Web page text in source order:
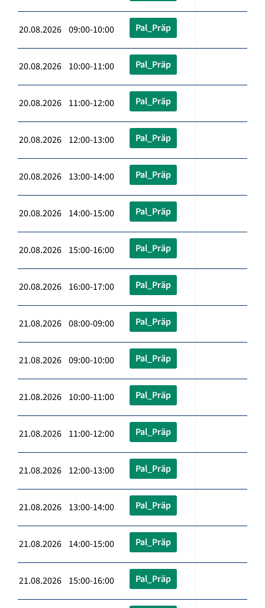
20.08.2026 09:00-10:00 Pal_Präp
20.08.2026 10:00-11:00 Pal_Präp
20.08.2026 11:00-12:00 Pal_Präp
20.08.2026 12:00-13:00 Pal_Präp
20.08.2026 13:00-14:00 Pal_Präp
20.08.2026 14:00-15:00 Pal_Präp
20.08.2026 15:00-16:00 Pal_Präp
20.08.2026 16:00-17:00 Pal_Präp
21.08.2026 08:00-09:00 Pal_Präp
21.08.2026 09:00-10:00 Pal_Präp
21.08.2026 10:00-11:00 Pal_Präp
21.08.2026 11:00-12:00 Pal_Präp
21.08.2026 12:00-13:00 Pal_Präp
21.08.2026 13:00-14:00 Pal_Präp
21.08.2026 14:00-15:00 Pal_Präp
21.08.2026 15:00-16:00 Pal_Präp